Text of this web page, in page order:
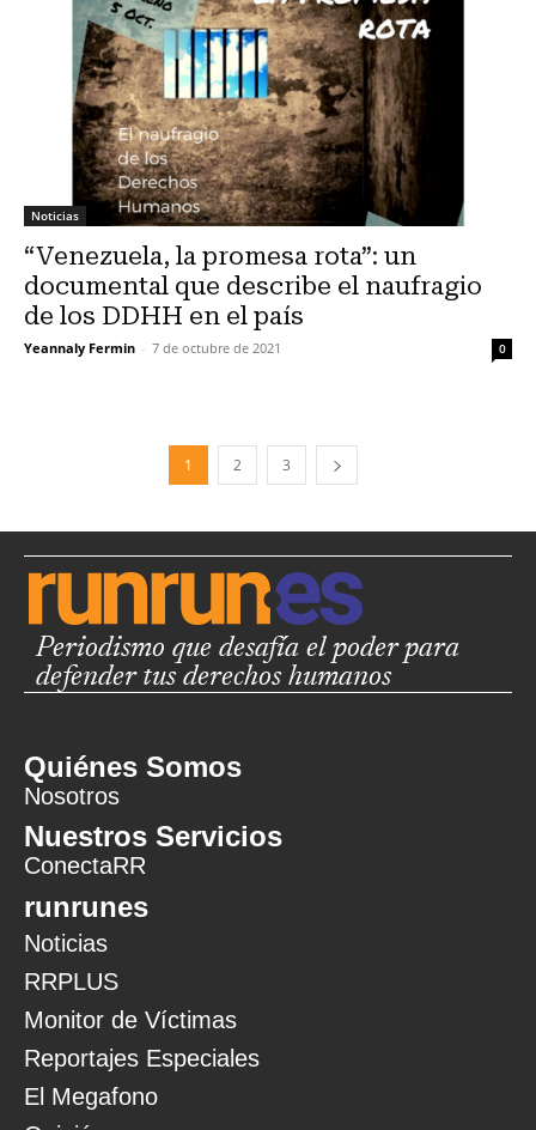
Noticias
“Venezuela, la promesa rota”: un
documental que describe el naufragio
de los DDHH en el país
Yeannaly Fermin - 7 de octubre de 2021 0
1 2 3
Periodismo que desafía el poder para
defender tus derechos humanos
Quiénes Somos
Nosotros
Nuestros Servicios
ConectaRR
runrunes
Noticias
RRPLUS
Monitor de Víctimas
Reportajes Especiales
El Megafono